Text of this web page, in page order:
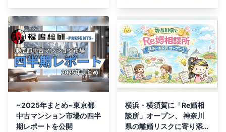
~2025年まとめ~東京都
中古マンション市場の四半
期レポートを公開
横浜・横須賀に「Re婚相
談所」オープン、 神奈川
県の離婚リスクに寄り添う